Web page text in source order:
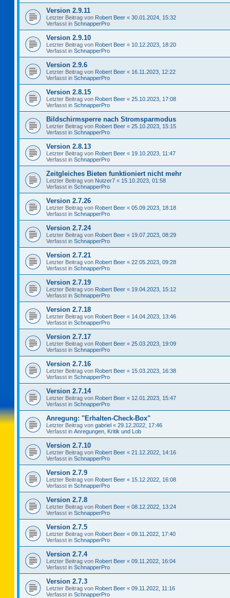
Version 2.9.11
Letzter Beitrag von Robert Beer « 30.01.2024, 15:32
Verfasst in SchnapperPro
Version 2.9.10
Letzter Beitrag von Robert Beer « 10.12.2023, 18:20
Verfasst in SchnapperPro
Version 2.9.6
Letzter Beitrag von Robert Beer « 16.11.2023, 12:22
Verfasst in SchnapperPro
Version 2.8.15
Letzter Beitrag von Robert Beer « 25.10.2023, 17:08
Verfasst in SchnapperPro
Bildschirmsperre nach Stromsparmodus
Letzter Beitrag von Robert Beer « 25.10.2023, 15:15
Verfasst in SchnapperPro
Version 2.8.13
Letzter Beitrag von Robert Beer « 19.10.2023, 11:47
Verfasst in SchnapperPro
Zeitgleiches Bieten funktioniert nicht mehr
Letzter Beitrag von Nutzer7 « 15.10.2023, 01:58
Verfasst in SchnapperPro
Version 2.7.26
Letzter Beitrag von Robert Beer « 05.09.2023, 18:18
Verfasst in SchnapperPro
Version 2.7.24
Letzter Beitrag von Robert Beer « 19.07.2023, 08:29
Verfasst in SchnapperPro
Version 2.7.21
Letzter Beitrag von Robert Beer « 22.05.2023, 09:28
Verfasst in SchnapperPro
Version 2.7.19
Letzter Beitrag von Robert Beer « 19.04.2023, 15:12
Verfasst in SchnapperPro
Version 2.7.18
Letzter Beitrag von Robert Beer « 14.04.2023, 13:46
Verfasst in SchnapperPro
Version 2.7.17
Letzter Beitrag von Robert Beer « 25.03.2023, 19:09
Verfasst in SchnapperPro
Version 2.7.16
Letzter Beitrag von Robert Beer « 15.03.2023, 16:38
Verfasst in SchnapperPro
Version 2.7.14
Letzter Beitrag von Robert Beer « 12.01.2023, 15:47
Verfasst in SchnapperPro
Anregung: "Erhalten-Check-Box"
Letzter Beitrag von gabriel « 29.12.2022, 17:46
Verfasst in Anregungen, Kritik und Lob
Version 2.7.10
Letzter Beitrag von Robert Beer « 21.12.2022, 14:16
Verfasst in SchnapperPro
Version 2.7.9
Letzter Beitrag von Robert Beer « 15.12.2022, 16:08
Verfasst in SchnapperPro
Version 2.7.8
Letzter Beitrag von Robert Beer « 08.12.2022, 13:24
Verfasst in SchnapperPro
Version 2.7.5
Letzter Beitrag von Robert Beer « 09.11.2022, 17:40
Verfasst in SchnapperPro
Version 2.7.4
Letzter Beitrag von Robert Beer « 09.11.2022, 16:04
Verfasst in SchnapperPro
Version 2.7.3
Letzter Beitrag von Robert Beer « 09.11.2022, 11:16
Verfasst in SchnapperPro